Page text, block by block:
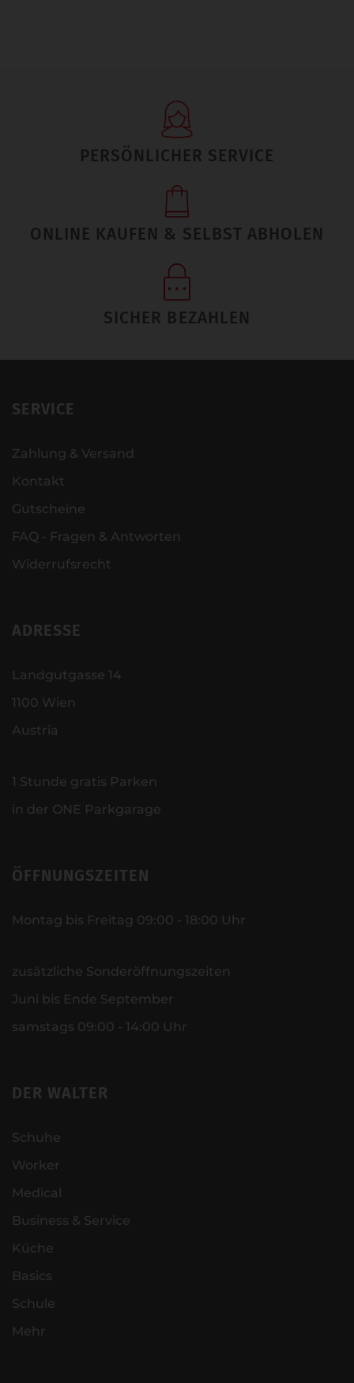
PERSÖNLICHER SERVICE
ONLINE KAUFEN & SELBST ABHOLEN
SICHER BEZAHLEN
SERVICE
Zahlung & Versand
Kontakt
Gutscheine
FAQ - Fragen & Antworten
Widerrufsrecht
ADRESSE
Landgutgasse 14
1100 Wien
Austria
1 Stunde gratis Parken
in der ONE Parkgarage
ÖFFNUNGSZEITEN
Montag bis Freitag 09:00 - 18:00 Uhr
zusätzliche Sonderöffnungszeiten
Juni bis Ende September
samstags 09:00 - 14:00 Uhr
DER WALTER
Schuhe
Worker
Medical
Business & Service
Küche
Basics
Schule
Mehr